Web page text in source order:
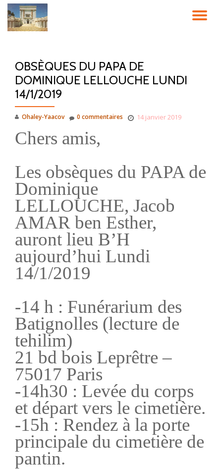
Aller
OBSÈQUES DU PAPA DE
DOMINIQUE LELLOUCHE LUNDI
14/1/2019
Ohaley-Yaacov 14 janvier 2019
0 commentaires
Chers amis,
Les obsèques du PAPA de
Dominique
LELLOUCHE, Jacob
AMAR ben Esther,
auront lieu B’H
aujourd’hui Lundi
14/1/2019
-14 h : Funérarium des
Batignolles (lecture de
tehilim)
21 bd bois Leprêtre –
75017 Paris
-14h30 : Levée du corps
et départ vers le cimetière.
-15h : Rendez à la porte
principale du cimetière de
pantin.